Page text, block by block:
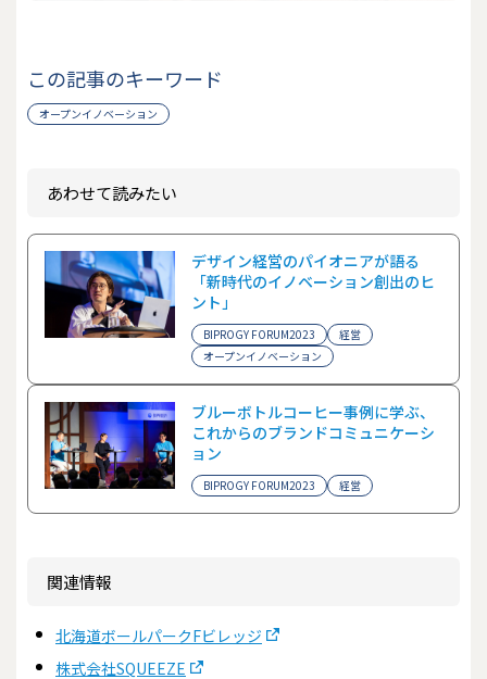
この記事のキーワード
オープンイノベーション
あわせて読みたい
デザイン経営のパイオニアが語る
「新時代のイノベーション創出のヒ
ント」
BIPROGY FORUM2023
経営
オープンイノベーション
ブルーボトルコーヒー事例に学ぶ、
これからのブランドコミュニケーシ
ョン
BIPROGY FORUM2023 経営
関連情報
北海道ボールパークFビレッジ
株式会社SQUEEZE